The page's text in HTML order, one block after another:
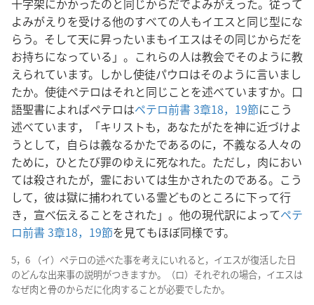
十字架にかかったのと同じからだでよみがえった。従って
よみがえりを受ける他のすべての人もイエスと同じ型にな
らう。そして天に昇ったいまもイエスはその同じからだを
お持ちになっている」。これらの人は教会でそのように教
えられています。しかし使徒パウロはそのように言いまし
たか。使徒ペテロはそれと同じことを述べていますか。口
語聖書によればペテロはペテロ前書 3章18，19節にこう
述べています，「キリストも，あなたがたを神に近づけよ
うとして，自らは義なるかたであるのに，不義なる人々の
ために，ひとたび罪のゆえに死なれた。ただし，肉におい
ては殺されたが，霊においては生かされたのである。こう
して，彼は獄に捕われている霊どものところに下って行
き，宣べ伝えることをされた」。他の現代訳によってペテ
ロ前書 3章18，19節を見てもほぼ同様です。
5，6 （イ）ペテロの述べた事を考えにいれると，イエスが復活した日
のどんな出来事の説明がつきますか。（ロ）それぞれの場合，イエスは
なぜ肉と骨のからだに化肉することが必要でしたか。